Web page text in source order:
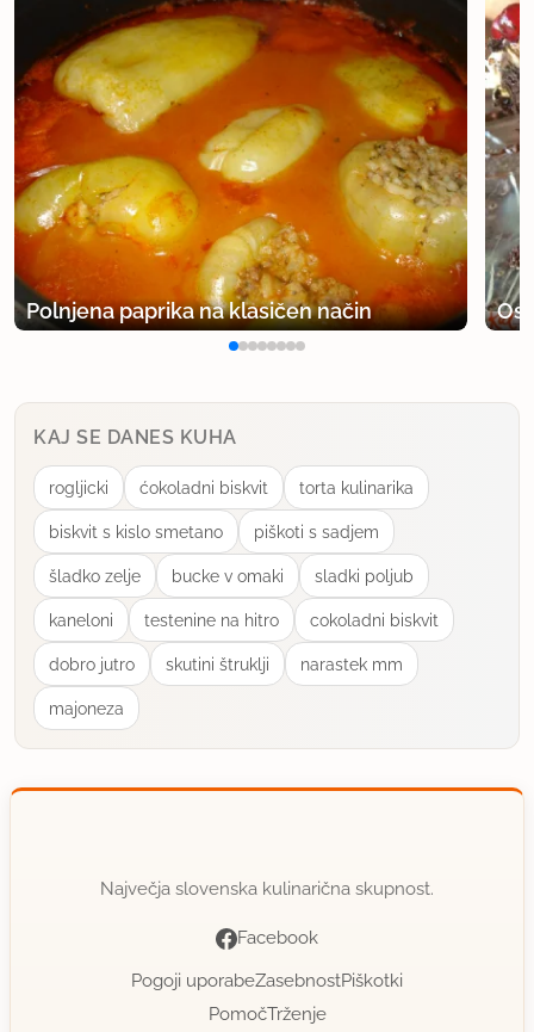
Polnjena paprika na klasičen način
KAJ SE DANES KUHA
rogljicki ćokoladni biskvit torta kulinarika
biskvit s kislo smetano piškoti s sadjem
šladko zelje bucke v omaki sladki poljub
kaneloni testenine na hitro cokoladni biskvit
dobro jutro skutini štruklji narastek mm
majoneza
Največja slovenska kulinarična skupnost.
Facebook
Pogoji uporabeZasebnostPiškotki
PomočTrženje